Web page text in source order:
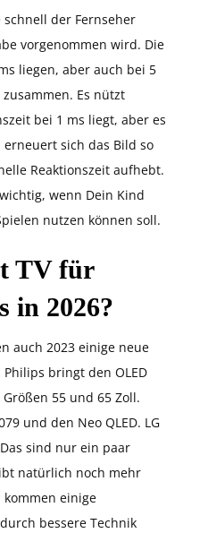
der Fernseher
vorgenommen wird. Die
liegen, aber auch bei 5
Es nützt
bei 1 ms liegt, aber es
sich das Bild so
Reaktionszeit aufhebt.
wenn Dein Kind
nutzen können soll.
TV für
in 2026?
auch 2023 einige neue
bringt den OLED
55 und 65 Zoll.
und den Neo QLED. LG
sind nur ein paar
natürlich noch mehr
kommen einige
bessere Technik